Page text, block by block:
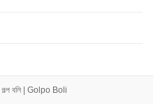
গল্প বলি | Golpo Boli